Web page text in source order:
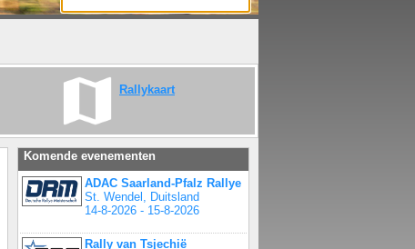
Rallykaart
Komende evenementen
ADAC Saarland-Pfalz Rallye
St. Wendel, Duitsland
14-8-2026 - 15-8-2026
Rally van Tsjechië